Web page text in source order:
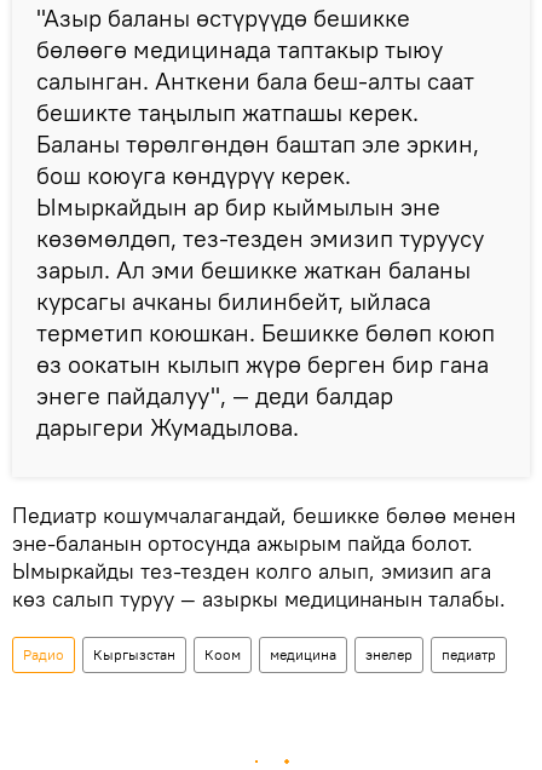
"Азыр баланы өстүрүүдө бешикке
бөлөөгө медицинада таптакыр тыюу
салынган. Анткени бала беш-алты саат
бешикте таңылып жатпашы керек.
Баланы төрөлгөндөн баштап эле эркин,
бош коюуга көндүрүү керек.
Ымыркайдын ар бир кыймылын эне
көзөмөлдөп, тез-тезден эмизип туруусу
зарыл. Ал эми бешикке жаткан баланы
курсагы ачканы билинбейт, ыйласа
терметип коюшкан. Бешикке бөлөп коюп
өз оокатын кылып жүрө берген бир гана
энеге пайдалуу", — деди балдар
дарыгери Жумадылова.
Педиатр кошумчалагандай, бешикке бөлөө менен
эне-баланын ортосунда ажырым пайда болот.
Ымыркайды тез-тезден колго алып, эмизип ага
көз салып туруу — азыркы медицинанын талабы.
Радио Кыргызстан Коом медицина энелер педиатр